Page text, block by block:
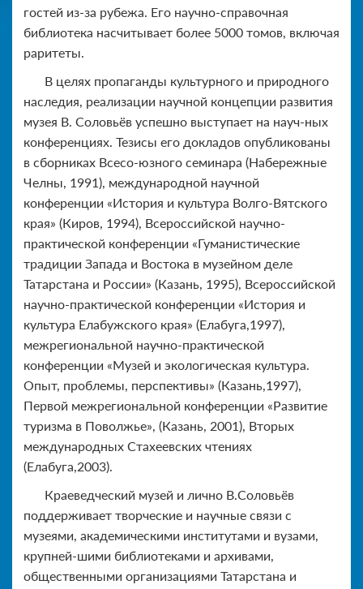
гостей из-за рубежа. Его научно-справочная
библиотека насчитывает более 5000 томов, включая
раритеты.
В целях пропаганды культурного и природного
наследия, реализации научной концепции развития
музея В. Соловьёв успешно выступает на науч-ных
конференциях. Тезисы его докладов опубликованы
в сборниках Всесо-юзного семинара (Набережные
Челны, 1991), международной научной
конференции «История и культура Волго-Вятского
края» (Киров, 1994), Всероссийской научно-
практической конференции «Гуманистические
традиции Запада и Востока в музейном деле
Татарстана и России» (Казань, 1995), Всероссийской
научно-практической конференции «История и
культура Елабужского края» (Елабуга,1997),
межрегиональной научно-практической
конференции «Музей и экологическая культура.
Опыт, проблемы, перспективы» (Казань,1997),
Первой межрегиональной конференции «Развитие
туризма в Поволжье», (Казань, 2001), Вторых
международных Стахеевских чтениях
(Елабуга,2003).
Краеведческий музей и лично В.Соловьёв
поддерживает творческие и научные связи с
музеями, академическими институтами и вузами,
крупней-шими библиотеками и архивами,
общественными организациями Татарстана и